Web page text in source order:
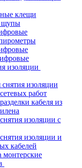
клещи
щупы
изоляции
изоляции
работ
кабеля из
изоляции с
изоляции и
кабелей
монтерские